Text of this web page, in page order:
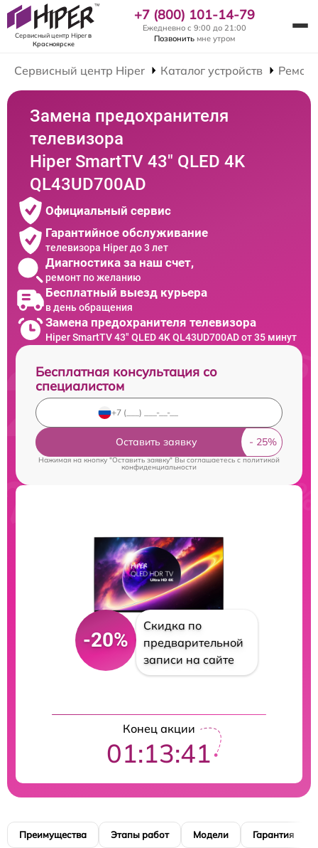
Сервисный центр Hiperв
Красноярске
+7 (800) 101-14-79
Ежедневно с 9:00 до 21:00
Позвонить мне утром
Сервисный центр Hiper Каталог устройств
Замена предохранителя
телевизора
Hiper SmartTV 43" QLED 4K
QL43UD700AD
Официальный сервис
Гарантийное обслуживание
телевизора Hiper до 3 лет
Диагностика за наш счет,
ремонт по желанию
Бесплатный выезд курьера
в день обращения
Замена предохранителя телевизора
Hiper SmartTV 43" QLED 4K QL43UD700AD от 35 минут
Бесплатная консультация со
специалистом
Оставить заявку
Нажимая на кнопку "Оставить заявку" Вы соглашаетесь cполитикой
конфиденциальности
-20%
Скидка по
предварительной
записи на сайте
Конец акции
01:13:40
Преимущества Этапы работ Модели Гарантия